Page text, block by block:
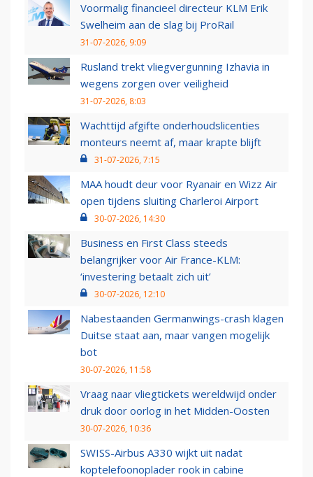
Voormalig financieel directeur KLM Erik
Swelheim aan de slag bij ProRail
31-07-2026, 9:09
Rusland trekt vliegvergunning Izhavia in
wegens zorgen over veiligheid
31-07-2026, 8:03
Wachttijd afgifte onderhoudslicenties
monteurs neemt af, maar krapte blijft
31-07-2026, 7:15
MAA houdt deur voor Ryanair en Wizz Air
open tijdens sluiting Charleroi Airport
30-07-2026, 14:30
Business en First Class steeds
belangrijker voor Air France-KLM:
‘investering betaalt zich uit’
30-07-2026, 12:10
Nabestaanden Germanwings-crash klagen
Duitse staat aan, maar vangen mogelijk
bot
30-07-2026, 11:58
Vraag naar vliegtickets wereldwijd onder
druk door oorlog in het Midden-Oosten
30-07-2026, 10:36
SWISS-Airbus A330 wijkt uit nadat
koptelefoonoplader rook in cabine